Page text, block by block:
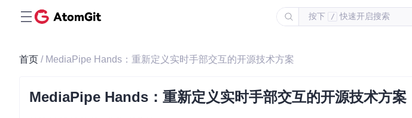
按下 / 快速开启搜索
首页 / MediaPipe Hands：重新定义实时手部交互的开源技术方案
MediaPipe Hands：重新定义实时手部交互的开源技术方案